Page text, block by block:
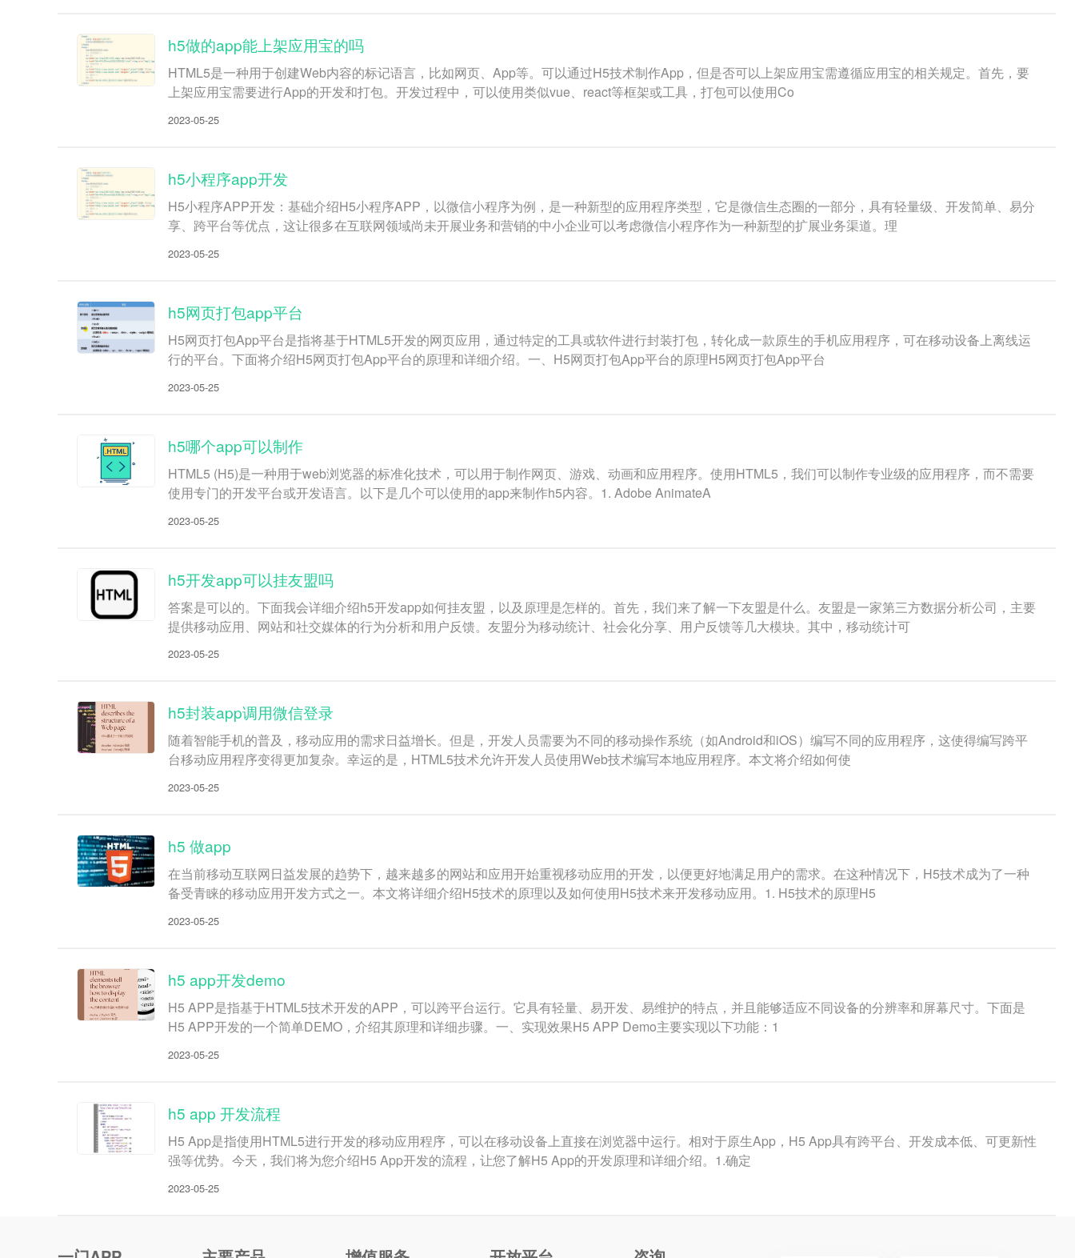
h5做的app能上架应用宝的吗
HTML5是一种用于创建Web内容的标记语言，比如网页、App等。可以通过H5技术制作App，但是否可以上架应用宝需遵循应用宝的相关规定。首先，要
上架应用宝需要进行App的开发和打包。开发过程中，可以使用类似vue、react等框架或工具，打包可以使用Co
2023-05-25
h5小程序app开发
H5小程序APP开发：基础介绍H5小程序APP，以微信小程序为例，是一种新型的应用程序类型，它是微信生态圈的一部分，具有轻量级、开发简单、易分
享、跨平台等优点，这让很多在互联网领域尚未开展业务和营销的中小企业可以考虑微信小程序作为一种新型的扩展业务渠道。理
2023-05-25
h5网页打包app平台
H5网页打包App平台是指将基于HTML5开发的网页应用，通过特定的工具或软件进行封装打包，转化成一款原生的手机应用程序，可在移动设备上离线运
行的平台。下面将介绍H5网页打包App平台的原理和详细介绍。一、H5网页打包App平台的原理H5网页打包App平台
2023-05-25
h5哪个app可以制作
HTML5 (H5)是一种用于web浏览器的标准化技术，可以用于制作网页、游戏、动画和应用程序。使用HTML5，我们可以制作专业级的应用程序，而不需要
使用专门的开发平台或开发语言。以下是几个可以使用的app来制作h5内容。1. Adobe AnimateA
2023-05-25
h5开发app可以挂友盟吗
答案是可以的。下面我会详细介绍h5开发app如何挂友盟，以及原理是怎样的。首先，我们来了解一下友盟是什么。友盟是一家第三方数据分析公司，主要
提供移动应用、网站和社交媒体的行为分析和用户反馈。友盟分为移动统计、社会化分享、用户反馈等几大模块。其中，移动统计可
2023-05-25
h5封装app调用微信登录
随着智能手机的普及，移动应用的需求日益增长。但是，开发人员需要为不同的移动操作系统（如Android和iOS）编写不同的应用程序，这使得编写跨平
台移动应用程序变得更加复杂。幸运的是，HTML5技术允许开发人员使用Web技术编写本地应用程序。本文将介绍如何使
2023-05-25
h5 做app
在当前移动互联网日益发展的趋势下，越来越多的网站和应用开始重视移动应用的开发，以便更好地满足用户的需求。在这种情况下，H5技术成为了一种
备受青睐的移动应用开发方式之一。本文将详细介绍H5技术的原理以及如何使用H5技术来开发移动应用。1. H5技术的原理H5
2023-05-25
h5 app开发demo
H5 APP是指基于HTML5技术开发的APP，可以跨平台运行。它具有轻量、易开发、易维护的特点，并且能够适应不同设备的分辨率和屏幕尺寸。下面是
H5 APP开发的一个简单DEMO，介绍其原理和详细步骤。一、实现效果H5 APP Demo主要实现以下功能：1
2023-05-25
h5 app 开发流程
H5 App是指使用HTML5进行开发的移动应用程序，可以在移动设备上直接在浏览器中运行。相对于原生App，H5 App具有跨平台、开发成本低、可更新性
强等优势。今天，我们将为您介绍H5 App开发的流程，让您了解H5 App的开发原理和详细介绍。1.确定
2023-05-25